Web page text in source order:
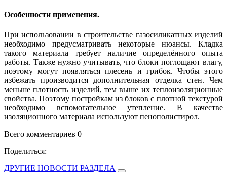
Особенности применения.
При использовании в строительстве газосиликатных изделий
необходимо предусматривать некоторые нюансы. Кладка
такого материала требует наличие определённого опыта
работы. Также нужно учитывать, что блоки поглощают влагу,
поэтому могут появляться плесень и грибок. Чтобы этого
избежать производится дополнительная отделка стен. Чем
меньше плотность изделий, тем выше их теплоизоляционные
свойства. Поэтому постройкам из блоков с плотной текстурой
необходимо вспомогательное утепление. В качестве
изоляционного материала используют пенополистирол.
Всего комментариев 0
Поделиться:
ДРУГИЕ НОВОСТИ РАЗДЕЛА